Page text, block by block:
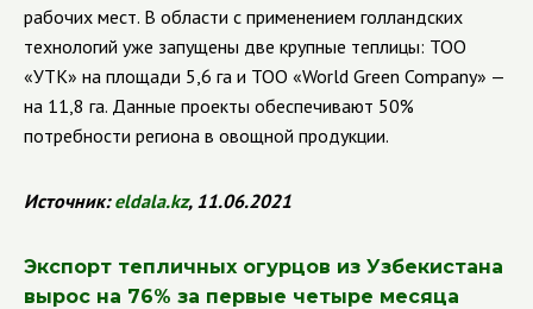
рабочих мест. В области с применением голландских
технологий уже запущены две крупные теплицы: ТОО
«УТК» на площади 5,6 га и ТОО «World Green Company» —
на 11,8 га. Данные проекты обеспечивают 50%
потребности региона в овощной продукции.
Источник:eldala.kz, 11.06.2021
Экспорт тепличных огурцов из Узбекистана
вырос на 76% за первые четыре месяца